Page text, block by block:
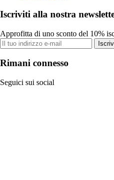
Iscriviti alla nostra
Approfitta di uno sconto del 10%
Rimani connesso
Seguici sui social